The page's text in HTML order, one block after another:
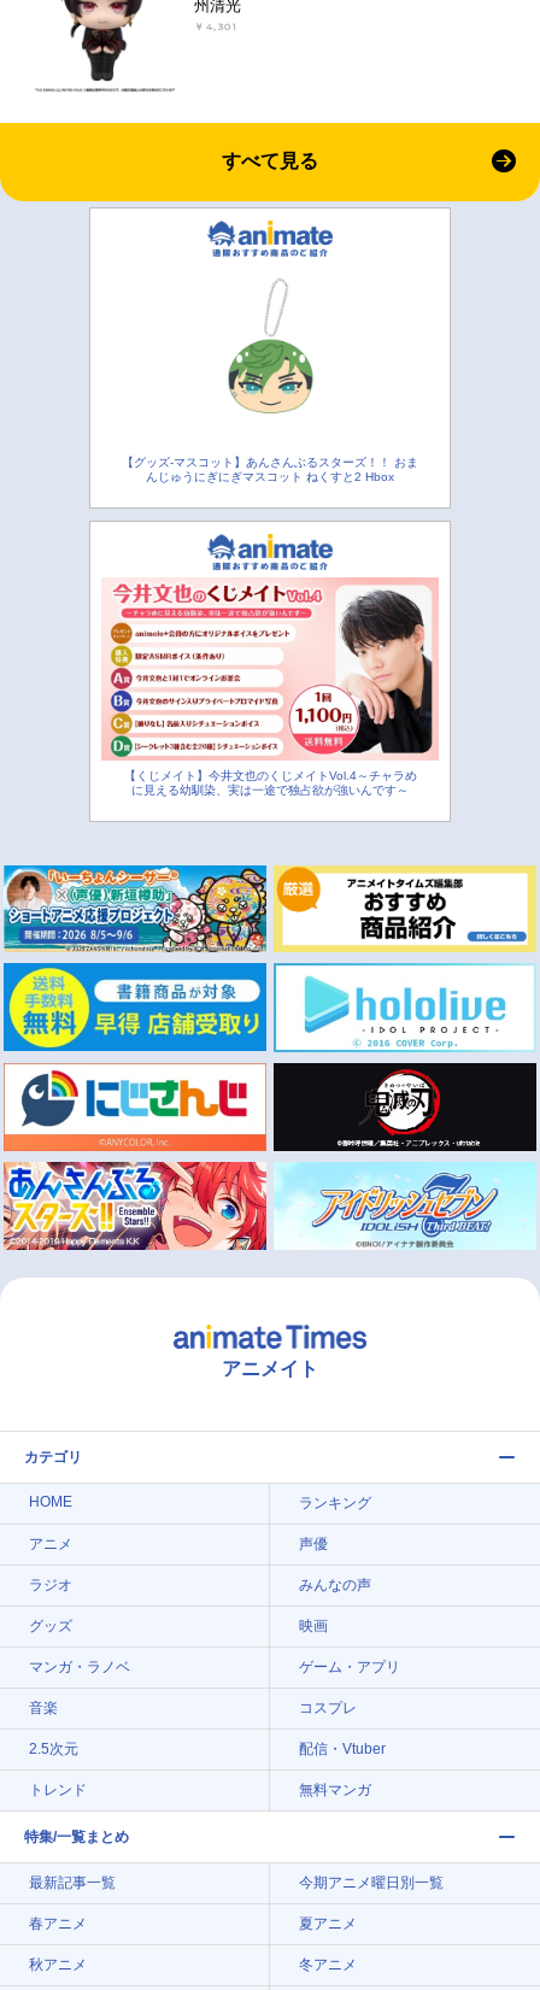
州清光
￥4,301
すべて見る
【グッズ-マスコット】あんさんぶるスターズ！！ おま
んじゅうにぎにぎマスコット ねくすと2 Hbox
【くじメイト】今井文也のくじメイトVol.4～チャラめ
に見える幼馴染、実は一途で独占欲が強いんです～
アニメイト
カテゴリ
HOME ランキング
アニメ 声優
ラジオ みんなの声
グッズ 映画
マンガ・ラノベ ゲーム・アプリ
音楽 コスプレ
2.5次元 配信・Vtuber
トレンド 無料マンガ
特集/一覧まとめ
最新記事一覧 今期アニメ曜日別一覧
春アニメ 夏アニメ
秋アニメ 冬アニメ